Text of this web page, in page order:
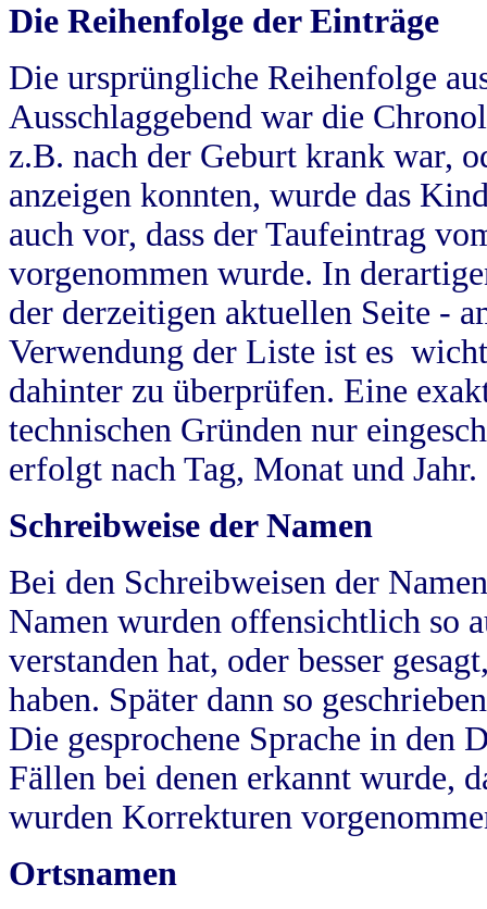
Die Reihenfolge der Einträge
Die ursprüngliche Reihenfolge
Ausschlaggebend war die
z.B. nach der Geburt krank war,
anzeigen konnten, wurde das
auch vor, dass der Taufeintrag
vorgenommen wurde. In
der derzeitigen aktuellen Seite -
Verwendung der Liste ist es
dahinter zu überprüfen. Eine
technischen Gründen nur
erfolgt nach Tag, Monat und Jahr.
Schreibweise der Namen
Bei den Schreibweisen der
Namen wurden offensichtlich so
verstanden hat, oder besser
haben. Später dann so
Die gesprochene Sprache in
Fällen bei denen erkannt wurde,
wurden Korrekturen
Ortsnamen